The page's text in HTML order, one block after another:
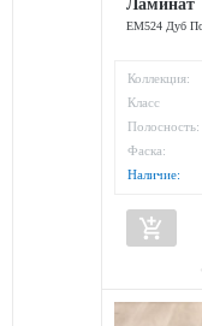
Ламинат
EM524 Дуб
Коллекция:
Класс
Полосность:
Фаска:
Наличие:
add_shopping_cart